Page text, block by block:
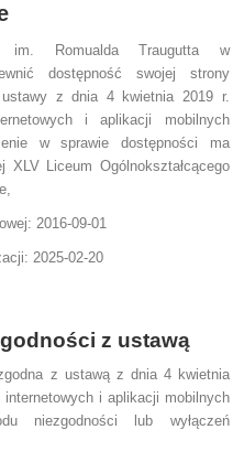
im. Romualda Traugutta w
dostępność swojej strony
z dnia 4 kwietnia 2019 r.
i aplikacji mobilnych
w sprawie dostępności ma
XLV Liceum Ogólnokształcącego
2016-09-01
2025-02-20
z ustawą
z ustawą z dnia 4 kwietnia
i aplikacji mobilnych
niezgodności lub wyłączeń